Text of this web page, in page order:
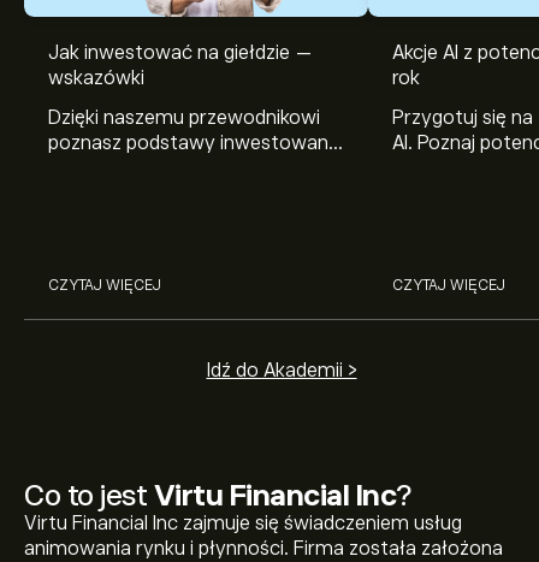
Co to jest Virtu Financial Inc?
Virtu Financial Inc zajmuje się świadczeniem usług
animowania rynku i płynności. Firma została założona
Jak inwestować na giełdzie —
wskazówki
Dzięki naszemu przewodnikowi
poznasz podstawy inwestowania
CZYTAJ WIĘCEJ
Akcje AI z
rok
Przygotuj się
AI. Poznaj
CZYTAJ WIĘCEJ
Idź do Akademii >